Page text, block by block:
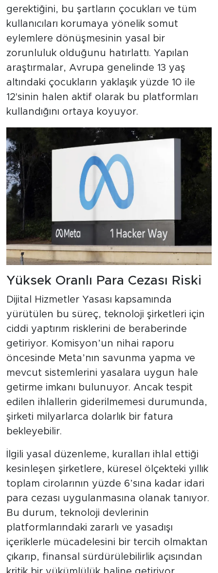
gerektiğini, bu şartların çocukları ve tüm
kullanıcıları korumaya yönelik somut
eylemlere dönüşmesinin yasal bir
zorunluluk olduğunu hatırlattı. Yapılan
araştırmalar, Avrupa genelinde 13 yaş
altındaki çocukların yaklaşık yüzde 10 ile
12'sinin halen aktif olarak bu platformları
kullandığını ortaya koyuyor.
Yüksek Oranlı Para Cezası Riski
Dijital Hizmetler Yasası kapsamında
yürütülen bu süreç, teknoloji şirketleri için
ciddi yaptırım risklerini de beraberinde
getiriyor. Komisyon’un nihai raporu
öncesinde Meta’nın savunma yapma ve
mevcut sistemlerini yasalara uygun hale
getirme imkanı bulunuyor. Ancak tespit
edilen ihlallerin giderilmemesi durumunda,
şirketi milyarlarca dolarlık bir fatura
bekleyebilir.
İlgili yasal düzenleme, kuralları ihlal ettiği
kesinleşen şirketlere, küresel ölçekteki yıllık
toplam cirolarının yüzde 6’sına kadar idari
para cezası uygulanmasına olanak tanıyor.
Bu durum, teknoloji devlerinin
platformlarındaki zararlı ve yasadışı
içeriklerle mücadelesini bir tercih olmaktan
çıkarıp, finansal sürdürülebilirlik açısından